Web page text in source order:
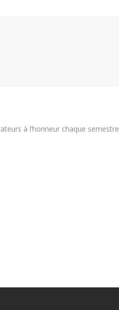
à l’honneur chaque semestre